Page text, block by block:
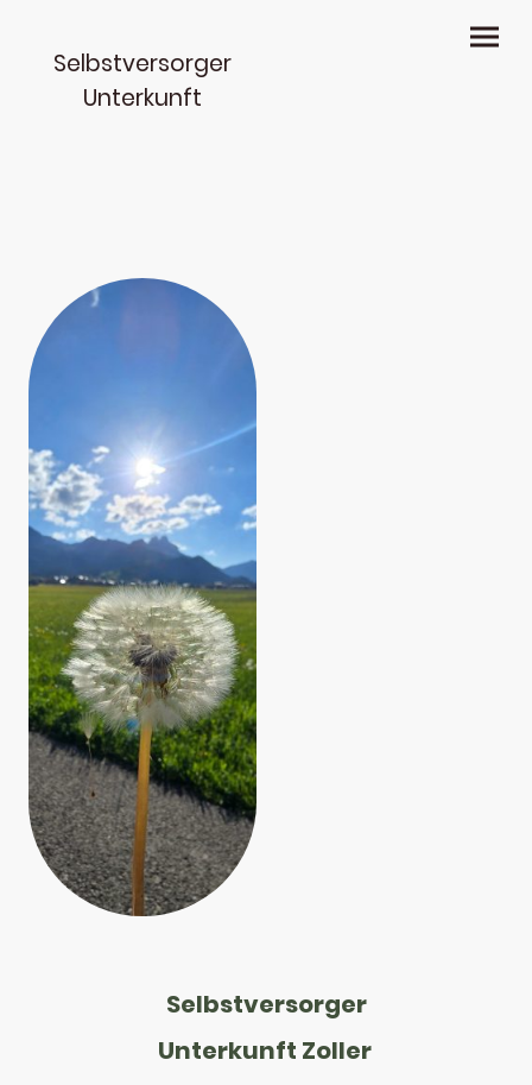
Selbstversorger
Unterkunft
Selbstversorger
Unterkunft Zoller